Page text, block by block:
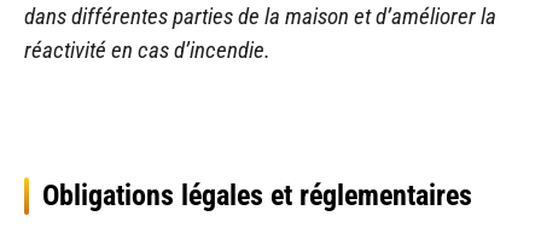
dans différentes parties de la maison et d’améliorer la
réactivité en cas d’incendie.
Obligations légales et réglementaires